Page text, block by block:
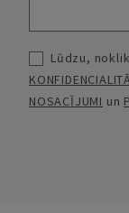
Lūdzu,
NOSACĪJUMI un